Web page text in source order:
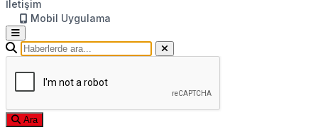
İletişim
Mobil Uygulama
Ara